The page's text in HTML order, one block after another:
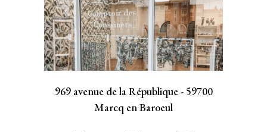
969 avenue de la République - 59700
Marcq en Baroeul